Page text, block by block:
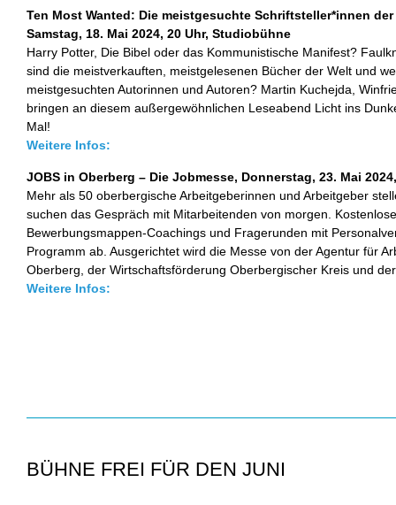
Ten Most Wanted: Die meistgesuchte Schriftsteller*innen der
Samstag, 18. Mai 2024, 20 Uhr, Studiobühne
Harry Potter, Die Bibel oder das Kommunistische Manifest?
sind die meistverkauften, meistgelesenen Bücher der Welt und
meistgesuchten Autorinnen und Autoren? Martin Kuchejda,
bringen an diesem außergewöhnlichen Leseabend Licht ins
Mal!
Weitere Infos:
JOBS in Oberberg – Die Jobmesse, Donnerstag, 23. Mai
Mehr als 50 oberbergische Arbeitgeberinnen und Arbeitgeber
suchen das Gespräch mit Mitarbeitenden von morgen.
Bewerbungsmappen-Coachings und Fragerunden mit
Programm ab. Ausgerichtet wird die Messe von der Agentur für
Oberberg, der Wirtschaftsförderung Oberbergischer Kreis und
Weitere Infos:
BÜHNE FREI FÜR DEN JUNI